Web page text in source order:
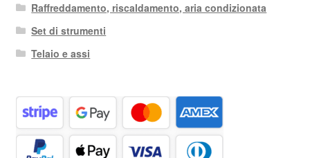
Raffreddamento, riscaldamento, aria condizionata
Set di strumenti
Telaio e assi